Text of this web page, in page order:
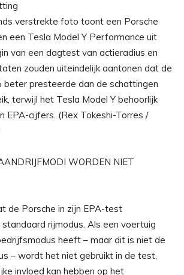
verstrekte foto toont een Porsche
een Tesla Model Y Performance uit
van een dagtest van actieradius en
zouden uiteindelijk aantonen dat de
beter presteerde dan de schattingen
terwijl het Tesla Model Y behoorlijk
EPA-cijfers. (Rex Tokeshi-Torres /
WORDEN NIET
de Porsche in zijn EPA-test
rijmodus. Als een voertuig
heeft – maar dit is niet de
– wordt het niet gebruikt in de test,
invloed kan hebben op het